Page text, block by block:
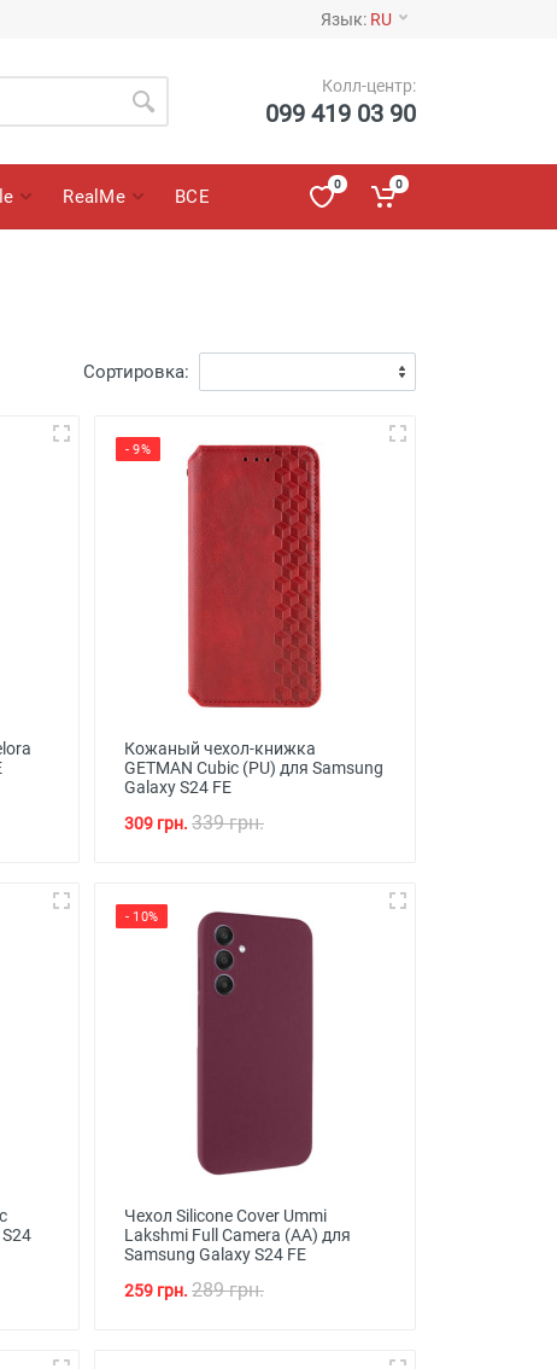
Язык: RU
Колл-центр:
099 419 03 90
RealMe ВСЕ
0 0
Сортировка:
- 9%
Кожаный чехол-книжка
GETMAN Cubic (PU) для Samsung
Galaxy S24 FE
309 грн. 339 грн.
- 10%
Чехол Silicone Cover Ummi
Lakshmi Full Camera (AA) для
Samsung Galaxy S24 FE
259 грн. 289 грн.